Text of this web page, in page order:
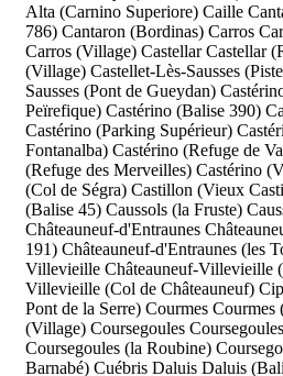
Alta (Carnino Superiore) Caille
786) Cantaron (Bordinas) Carros
Carros (Village) Castellar Castellar
(Village) Castellet-Lès-Sausses
Sausses (Pont de Gueydan)
Peïrefique) Castérino (Balise 390)
Castérino (Parking Supérieur)
Fontanalba) Castérino (Refuge de
(Refuge des Merveilles) Castérino
(Col de Ségra) Castillon (Vieux
(Balise 45) Caussols (la Fruste)
Châteauneuf-d'Entraunes
191) Châteauneuf-d'Entraunes (les
Villevieille Châteauneuf-Villevieille
Villevieille (Col de Châteauneuf)
Pont de la Serre) Courmes Courmes
(Village) Coursegoules
Coursegoules (la Roubine)
Barnabé) Cuébris Daluis Daluis